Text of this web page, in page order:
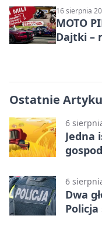
16 sierpnia
MOTO
Dajtki –
Ostatnie
6
Jedna
6
Dwa
Policja